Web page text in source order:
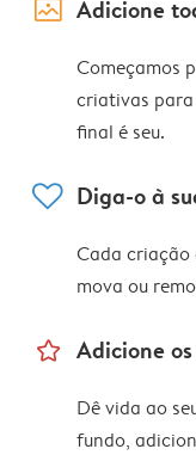
image_placeholder Adicione
Começamos
criativas
final é seu.
heart Diga-o à
Cada criação
mova ou
star_outline Adicione
Dê vida ao
fundo,